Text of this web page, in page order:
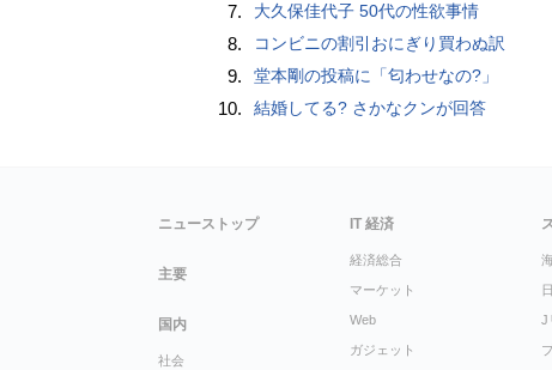
7. 大久保佳代子 50代の性欲事情
8. コンビニの割引おにぎり買わぬ訳
9. 堂本剛の投稿に「匂わせなの?」
10. 結婚してる? さかなクンが回答
ニューストップ
主要
国内
社会
IT 経済
経済総合
マーケット
Web
ガジェット
J